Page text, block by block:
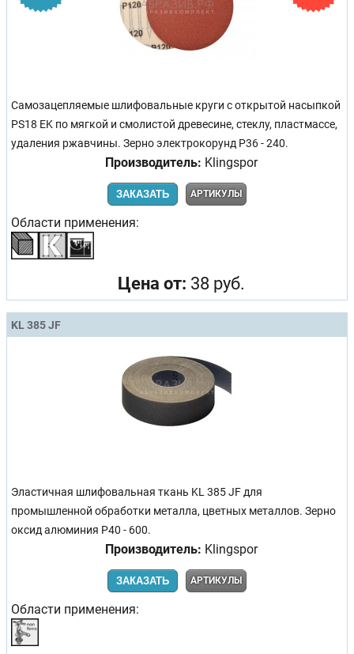
Самозацепляемые шлифовальные круги с открытой насыпкой
PS18 EK по мягкой и смолистой древесине, стеклу, пластмассе,
удаления ржавчины. Зерно электрокорунд Р36 - 240.
Производитель: Klingspor
ЗАКАЗАТЬ АРТИКУЛЫ
Области применения:
Цена от: 38 руб.
KL 385 JF
Эластичная шлифовальная ткань KL 385 JF для
промышленной обработки металла, цветных металлов. Зерно
оксид алюминия Р40 - 600.
Производитель: Klingspor
ЗАКАЗАТЬ АРТИКУЛЫ
Области применения: